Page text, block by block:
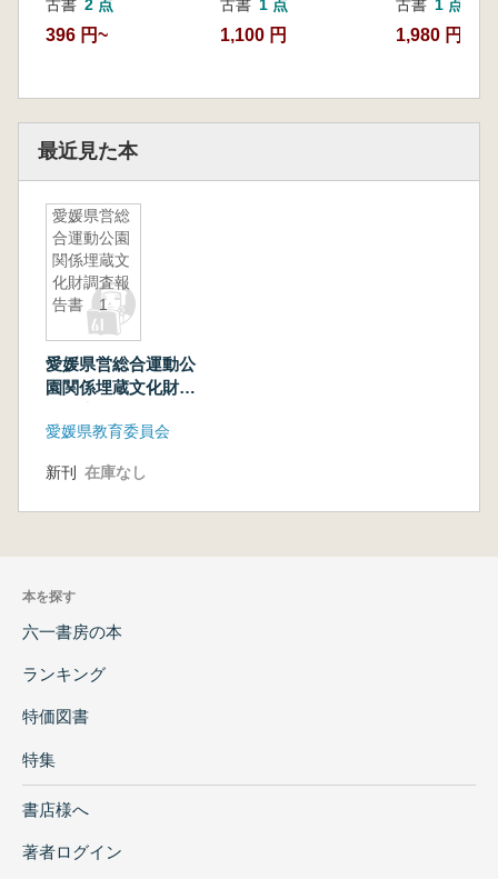
古書 2 点
396 円~
古書 1 点
1,100 円
古書 1 点
1,980 円
最近見た本
愛媛県営総
合運動公園
関係埋蔵文
化財調査報
告書 1
愛媛県営総合運動公
園関係埋蔵文化財調
愛媛県教育委員会
新刊 在庫なし
本を探す
六一書房の本
ランキング
特価図書
特集
書店様へ
著者ログイン